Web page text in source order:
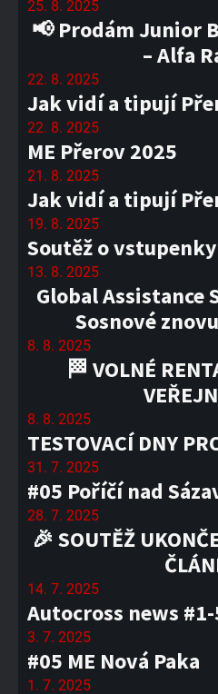
25. 8. 2025
📢 Prodám Junior
– Alfa
22. 8. 2025
Jak vidí a tipují
22. 8. 2025
ME Přerov 2025
21. 8. 2025
Jak vidí a tipují
19. 8. 2025
Soutěž o
13. 8. 2025
Global
Sosnové
8. 8. 2025
🏁 VOLNÉ
8. 8. 2025
TESTOVACÍ DNY
31. 7. 2025
#05 Poříčí nad
28. 7. 2025
🎉 SOUTĚŽ
14. 7. 2025
Autocross news
3. 7. 2025
#05 ME Nová Paka
1. 7. 2025